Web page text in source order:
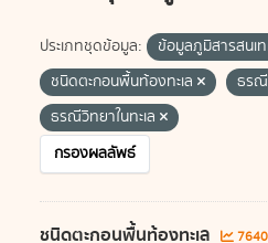
ประเภทชุดข้อมูล: ข้อมูลภูมิสารสนเ
ชนิดตะกอนพื้นท้องทะเล
ธรณี
ธรณีวิทยาในทะเล
กรองผลลัพธ์
ชนิดตะกอนพื้นท้องทะเล